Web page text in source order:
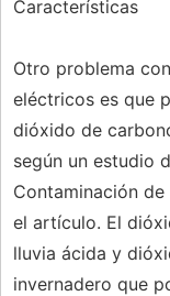
Características
Otro problema
eléctricos es que
dióxido de
según un estudio
Contaminación de
el artículo. El
lluvia ácida y
invernadero que